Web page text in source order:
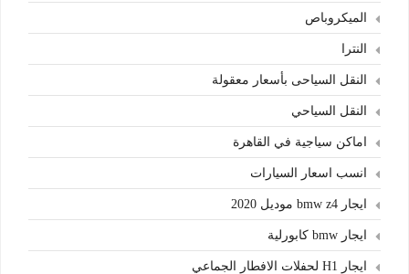
الميكروباص
النترا
النقل السياحى بأسعار معقولة
النقل السياحي
اماكن سياجية في القاهرة
انسب اسعار السيارات
ايجار bmw z4 موديل 2020
ايجار bmw كابورلية
ايجار H1 لحفلات الافطار الجماعي